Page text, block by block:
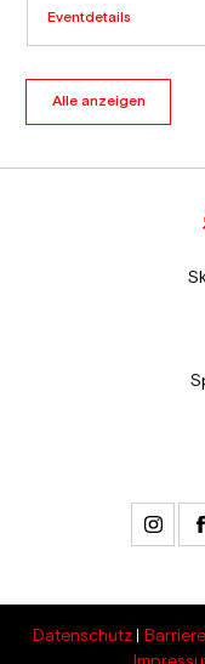
Eventdetails
Alle anzeigen
Datenschutz